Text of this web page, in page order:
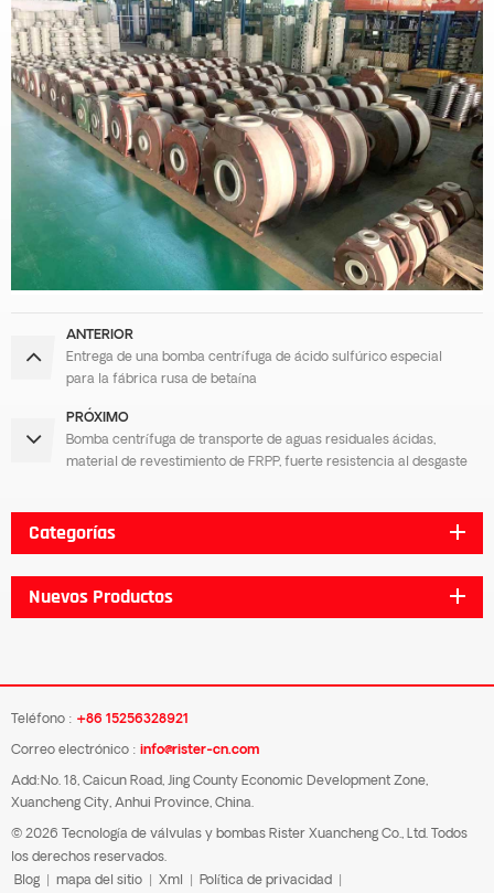
ANTERIOR
Entrega de una bomba centrífuga de ácido sulfúrico especial
para la fábrica rusa de betaína
PRÓXIMO
Bomba centrífuga de transporte de aguas residuales ácidas,
material de revestimiento de FRPP, fuerte resistencia al desgaste
Categorías
Nuevos Productos
Teléfono : +86 15256328921
Correo electrónico : info@rister-cn.com
Add:No. 18, Caicun Road, Jing County Economic Development Zone,
Xuancheng City, Anhui Province, China.
© 2026 Tecnología de válvulas y bombas Rister Xuancheng Co., Ltd. Todos
los derechos reservados.
Blog
mapa del sitio Xml Política de privacidad